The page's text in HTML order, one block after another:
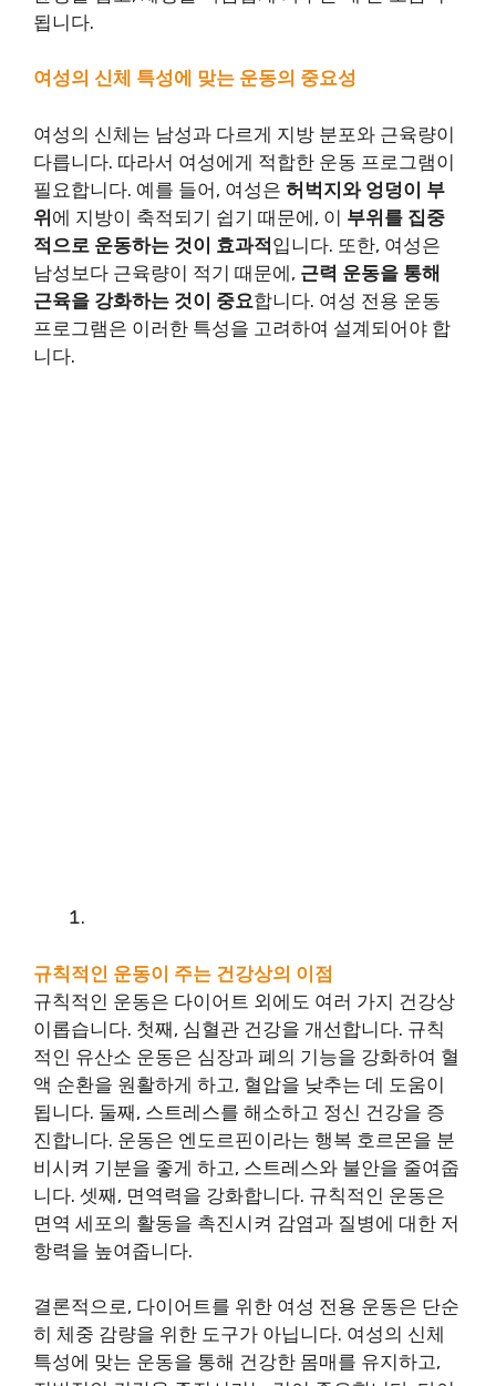
됩니다.
여성의 신체 특성에 맞는 운동의 중요성
여성의 신체는 남성과 다르게 지방 분포와 근육량이
다릅니다. 따라서 여성에게 적합한 운동 프로그램이
필요합니다. 예를 들어, 여성은 허벅지와 엉덩이 부
위에 지방이 축적되기 쉽기 때문에, 이 부위를 집중
적으로 운동하는 것이 효과적입니다. 또한, 여성은
남성보다 근육량이 적기 때문에, 근력 운동을 통해
근육을 강화하는 것이 중요합니다. 여성 전용 운동
프로그램은 이러한 특성을 고려하여 설계되어야 합
니다.
규칙적인 운동이 주는 건강상의 이점
규칙적인 운동은 다이어트 외에도 여러 가지 건강상
이롭습니다. 첫째, 심혈관 건강을 개선합니다. 규칙
적인 유산소 운동은 심장과 폐의 기능을 강화하여 혈
액 순환을 원활하게 하고, 혈압을 낮추는 데 도움이
됩니다. 둘째, 스트레스를 해소하고 정신 건강을 증
진합니다. 운동은 엔도르핀이라는 행복 호르몬을 분
비시켜 기분을 좋게 하고, 스트레스와 불안을 줄여줍
니다. 셋째, 면역력을 강화합니다. 규칙적인 운동은
면역 세포의 활동을 촉진시켜 감염과 질병에 대한 저
항력을 높여줍니다.
결론적으로, 다이어트를 위한 여성 전용 운동은 단순
히 체중 감량을 위한 도구가 아닙니다. 여성의 신체
특성에 맞는 운동을 통해 건강한 몸매를 유지하고,